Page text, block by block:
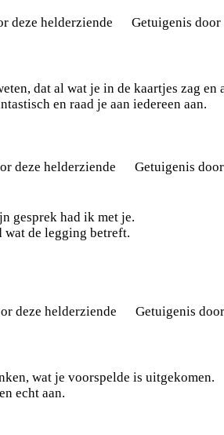
Getuigenis door
dat al wat je in de kaartjes zag en
en raad je aan iedereen aan.
Getuigenis
gesprek had ik met je.
wat de legging betreft.
Getuigenis
wat je voorspelde is uitgekomen.
echt aan.